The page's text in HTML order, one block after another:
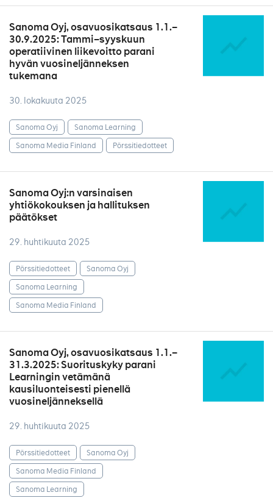
Sanoma Oyj, osavuosikatsaus 1.1.–
30.9.2025: Tammi–syyskuun
operatiivinen liikevoitto parani
hyvän vuosineljänneksen
tukemana
30. lokakuuta 2025
Sanoma Oyj
Sanoma Learning
Sanoma Media Finland
Pörssitiedotteet
Sanoma Oyj:n varsinaisen
yhtiökokouksen ja hallituksen
päätökset
29. huhtikuuta 2025
Pörssitiedotteet
Sanoma Oyj
Sanoma Learning
Sanoma Media Finland
Sanoma Oyj, osavuosikatsaus 1.1.–
31.3.2025: Suorituskyky parani
Learningin vetämänä
kausiluonteisesti pienellä
vuosineljänneksellä
29. huhtikuuta 2025
Pörssitiedotteet
Sanoma Oyj
Sanoma Media Finland
Sanoma Learning